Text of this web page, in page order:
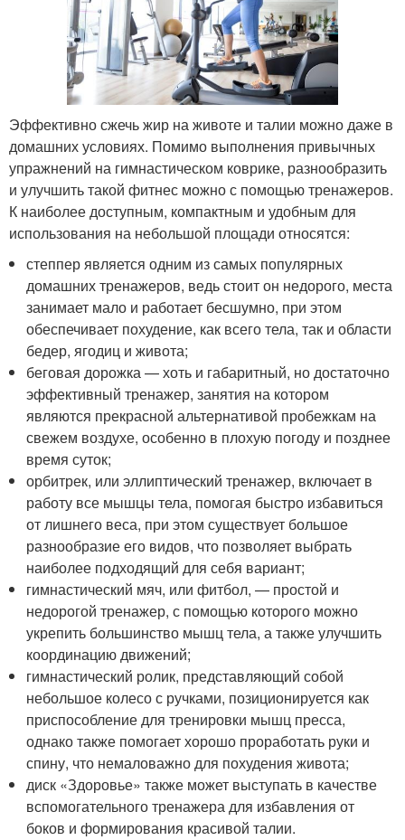
Эффективно сжечь жир на животе и талии можно даже в
домашних условиях. Помимо выполнения привычных
упражнений на гимнастическом коврике, разнообразить
и улучшить такой фитнес можно с помощью тренажеров.
К наиболее доступным, компактным и удобным для
использования на небольшой площади относятся:
степпер является одним из самых популярных
домашних тренажеров, ведь стоит он недорого, места
занимает мало и работает бесшумно, при этом
обеспечивает похудение, как всего тела, так и области
бедер, ягодиц и живота;
беговая дорожка — хоть и габаритный, но достаточно
эффективный тренажер, занятия на котором
являются прекрасной альтернативой пробежкам на
свежем воздухе, особенно в плохую погоду и позднее
время суток;
орбитрек, или эллиптический тренажер, включает в
работу все мышцы тела, помогая быстро избавиться
от лишнего веса, при этом существует большое
разнообразие его видов, что позволяет выбрать
наиболее подходящий для себя вариант;
гимнастический мяч, или фитбол, — простой и
недорогой тренажер, с помощью которого можно
укрепить большинство мышц тела, а также улучшить
координацию движений;
гимнастический ролик, представляющий собой
небольшое колесо с ручками, позиционируется как
приспособление для тренировки мышц пресса,
однако также помогает хорошо проработать руки и
спину, что немаловажно для похудения живота;
диск «Здоровье» также может выступать в качестве
вспомогательного тренажера для избавления от
боков и формирования красивой талии.